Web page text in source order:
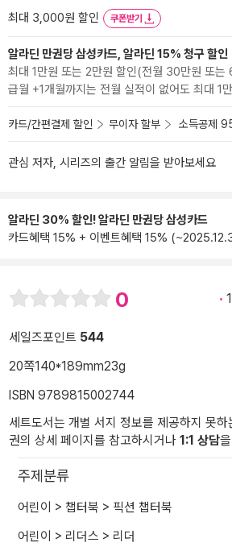
최대 3,000원 할인
쿠폰받기
알라딘 만권당 삼성카드, 알라딘 15% 청구 할인
최대 1만원 또는 2만원 할인(전월 30만원 또
급월 +1개월까지는 전월 실적이 없어도 최대 1
카드/간편결제 할인 무이자 할부 소득공제
관심 저자, 시리즈의 출간 알림을 받아보세요
알라딘 30% 할인! 알라딘 만권당 삼성카드
카드혜택 15% + 이벤트혜택 15%
0
세일즈포인트 544
20쪽140*189mm23g
ISBN 9789815002744
세트도서는 개별 서지 정보를 제공하지 못
권의 상세 페이지를 참고하시거나 1:1 상담
주제분류
어린이 > 챕터북 > 픽션 챕터북
어린이 > 리더스 > 리더